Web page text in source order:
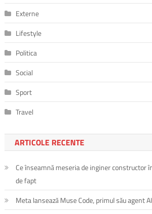
Externe
Lifestyle
Politica
Social
Sport
Travel
ARTICOLE RECENTE
Ce înseamnă meseria de inginer constructor
de fapt
Meta lansează Muse Code, primul său agent